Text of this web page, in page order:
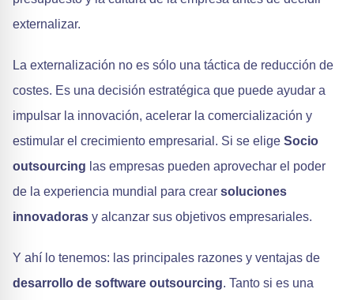
externalizar.
La externalización no es sólo una táctica de reducción de
costes. Es una decisión estratégica que puede ayudar a
impulsar la innovación, acelerar la comercialización y
estimular el crecimiento empresarial. Si se elige Socio
outsourcing las empresas pueden aprovechar el poder
de la experiencia mundial para crear soluciones
innovadoras y alcanzar sus objetivos empresariales.
Y ahí lo tenemos: las principales razones y ventajas de
desarrollo de software outsourcing. Tanto si es una